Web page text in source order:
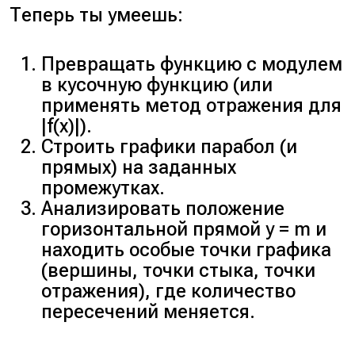
Теперь ты умеешь:
Превращать функцию с модулем
в кусочную функцию (или
применять метод отражения для
|f(x)|).
Строить графики парабол (и
прямых) на заданных
промежутках.
Анализировать положение
горизонтальной прямой y = m и
находить особые точки графика
(вершины, точки стыка, точки
отражения), где количество
пересечений меняется.